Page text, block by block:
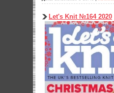
Let's Knit №164 2020